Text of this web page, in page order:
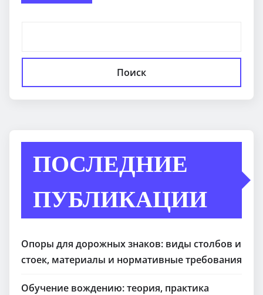
Поиск
ПОСЛЕДНИЕ
ПУБЛИКАЦИИ
Опоры для дорожных знаков: виды столбов и
стоек, материалы и нормативные требования
Обучение вождению: теория, практика